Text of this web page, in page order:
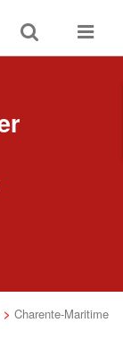
Toggle
search
Toggle
> Charente-Maritime